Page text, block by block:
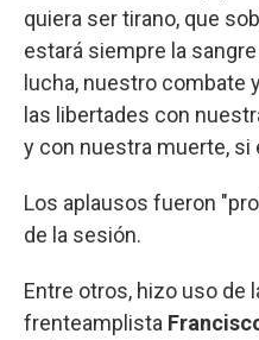
quiera ser tirano, que
estará siempre la
lucha, nuestro combate
las libertades con
y con nuestra muerte, si
Los aplausos fueron
de la sesión.
Entre otros, hizo uso de
frenteamplista